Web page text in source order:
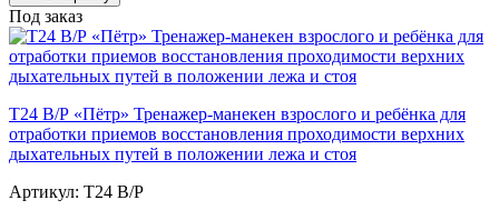
Под заказ
Т24 В/Р «Пётр» Тренажер-манекен взрослого и ребёнка для
отработки приемов восстановления проходимости верхних
дыхательных путей в положении лежа и стоя
Артикул: Т24 В/Р